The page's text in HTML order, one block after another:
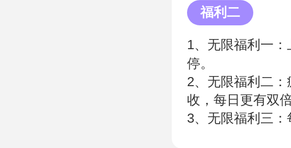
福利二
1、无限福利一：
停。
2、无限福利二
收，每日更有双
3、无限福利三：